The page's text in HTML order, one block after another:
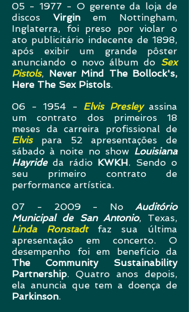
05 - 1977 - O gerente da loja de
discos Virginem Nottingham,
Inglaterra, foi preso por violar o
ato publicitário indecente de 1898,
após exibir um grande pôster
anunciando o novo álbum do Sex
Pistols, Never Mind The Bollock's,
Here The Sex Pistols.
06 - 1954 - Elvis Presleyassina
um contrato dos primeiros 18
meses da carreira profissional de
Elvispara 52 apresentações de
sábado à noite no show Louisiana
Hayrideda rádio KWKH. Sendo o
seu primeiro contrato de
performance artística.
07 - 2009 - No Auditório
Municipal de San Antonio, Texas,
Linda Ronstadtfaz sua última
apresentação em concerto. O
desempenho foi em benefício da
The Community Sustainability
Partnership. Quatro anos depois,
ela anuncia que tem a doença de
Parkinson.